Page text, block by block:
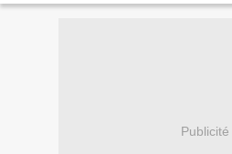
Publicité